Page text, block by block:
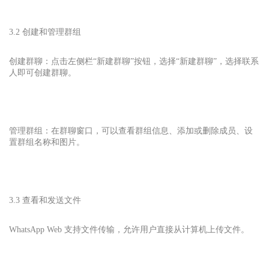
3.2 创建和管理群组
创建群聊：点击左侧栏“新建群聊”按钮，选择“新建群聊”，选择联系
人即可创建群聊。
管理群组：在群聊窗口，可以查看群组信息、添加或删除成员、设
置群组名称和图片。
3.3 查看和发送文件
WhatsApp Web 支持文件传输，允许用户直接从计算机上传文件。